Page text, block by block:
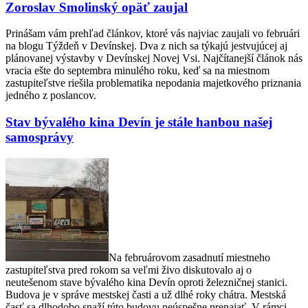
Zoroslav Smolinský opäť zaujal
Prinášam vám prehľad článkov, ktoré vás najviac zaujali vo februári
na blogu Týždeň v Devínskej. Dva z nich sa týkajú jestvujúcej aj
plánovanej výstavby v Devínskej Novej Vsi. Najčítanejší článok nás
vracia ešte do septembra minulého roku, keď sa na miestnom
zastupiteľstve riešila problematika nepodania majetkového priznania
jedného z poslancov.
Stav bývalého kina Devín je stále hanbou našej
samosprávy
Na februárovom zasadnutí miestneho
zastupiteľstva pred rokom sa veľmi živo diskutovalo aj o
neutešenom stave bývalého kina Devín oproti železničnej stanici.
Budova je v správe mestskej časti a už dlhé roky chátra. Mestská